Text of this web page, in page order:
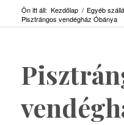
Ön itt áll: Kezdőlap / Egyéb
Pisztrángos vendégház Óbánya